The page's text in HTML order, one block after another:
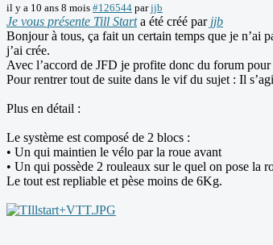
il y a 10 ans 8 mois #126544 parjjb
Je vous présente Till Starta été créé par jjb
Bonjour à tous, ça fait un certain temps que je n’ai
j’ai crée.
Avec l’accord de JFD je profite donc du forum
Pour rentrer tout de suite dans le vif du sujet : Il
Plus en détail :
Le système est composé de 2 blocs :
• Un qui maintien le vélo par la roue avant
• Un qui possède 2 rouleaux sur le quel on pose la
Le tout est repliable et pèse moins de 6Kg.